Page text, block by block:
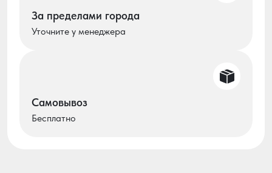
За пределами города
Уточните у менеджера
Самовывоз
Бесплатно